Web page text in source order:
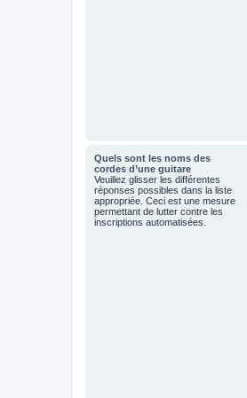
Quels sont les noms des
cordes d’une guitare
Veuillez glisser les différentes
réponses possibles dans la liste
appropriée. Ceci est une mesure
permettant de lutter contre les
inscriptions automatisées.